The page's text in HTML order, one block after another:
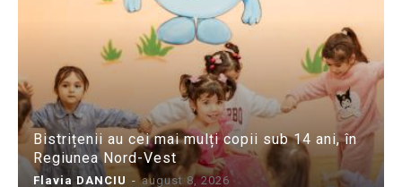
Bistrițenii au cei mai mulți copii sub 14 ani, în
Regiunea Nord-Vest
Flavia DANCIU - august 8, 2026